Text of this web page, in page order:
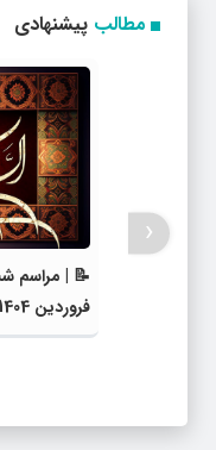
مطالب پیشنهادی
فروردین 1404
‹